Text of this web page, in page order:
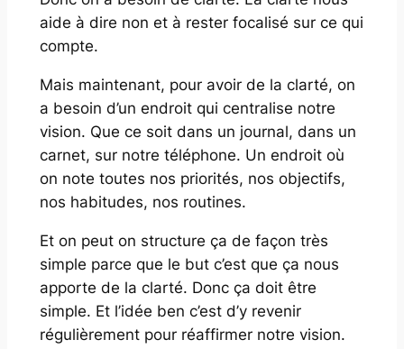
aide à dire non et à rester focalisé sur ce qui
compte.
Mais maintenant, pour avoir de la clarté, on
a besoin d’un endroit qui centralise notre
vision. Que ce soit dans un journal, dans un
carnet, sur notre téléphone. Un endroit où
on note toutes nos priorités, nos objectifs,
nos habitudes, nos routines.
Et on peut on structure ça de façon très
simple parce que le but c’est que ça nous
apporte de la clarté. Donc ça doit être
simple. Et l’idée ben c’est d’y revenir
régulièrement pour réaffirmer notre vision.